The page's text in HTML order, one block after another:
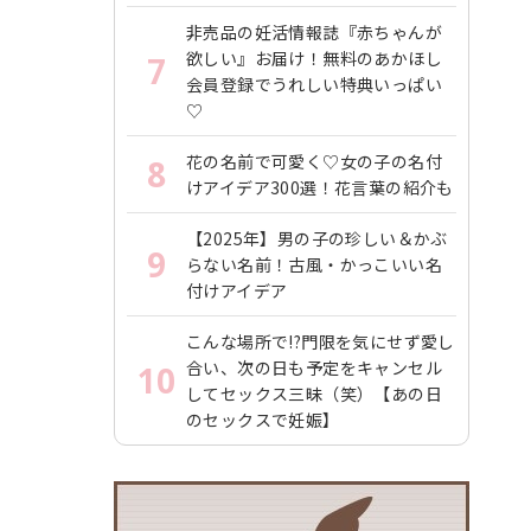
7
非売品の妊活情報誌『赤ちゃんが
欲しい』お届け！無料のあかほし
会員登録でうれしい特典いっぱい
♡
8
花の名前で可愛く♡女の子の名付
けアイデア300選！花言葉の紹介も
9
【2025年】男の子の珍しい＆かぶ
らない名前！古風・かっこいい名
付けアイデア
10
こんな場所で!?門限を気にせず愛し
合い、次の日も予定をキャンセル
してセックス三昧（笑）【あの日
のセックスで妊娠】